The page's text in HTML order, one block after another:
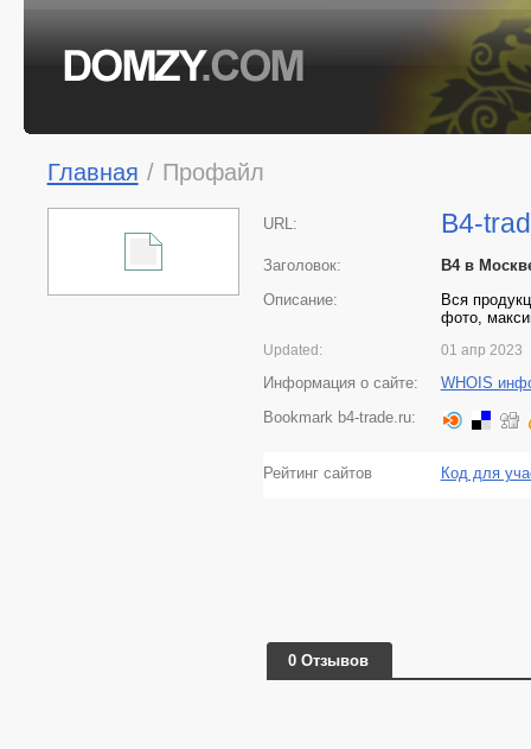
Главная / Профайл
URL: B4-
Заголовок:
B4 в
Описание:
Вся
фото,
Updated: 01 апр 2023
Информация о сайте:
WHOIS
Bookmark b4-trade.ru:
Рейтинг сайтов Код для
0 Отзывов